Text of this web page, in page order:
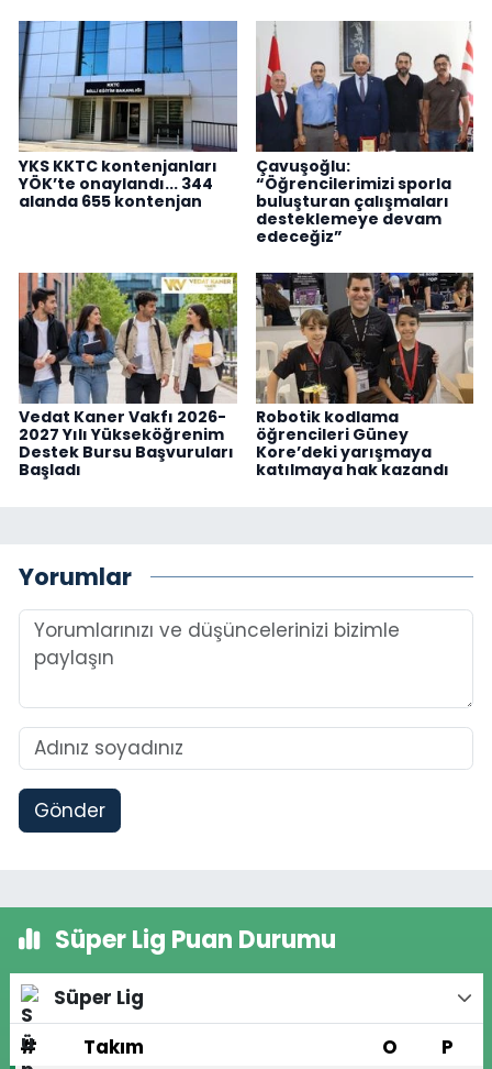
YKS KKTC kontenjanları
YÖK’te onaylandı... 344
alanda 655 kontenjan
Çavuşoğlu:
“Öğrencilerimizi sporla
buluşturan çalışmaları
desteklemeye devam
edeceğiz”
Vedat Kaner Vakfı 2026-
2027 Yılı Yükseköğrenim
Destek Bursu Başvuruları
Başladı
Robotik kodlama
öğrencileri Güney
Kore’deki yarışmaya
katılmaya hak kazandı
Yorumlar
Gönder
Süper Lig Puan Durumu
Süper Lig
#
Takım O P